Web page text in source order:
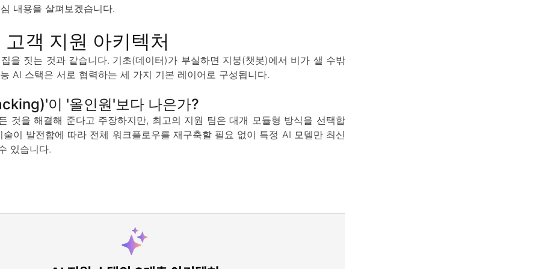
내용을 살펴보겠습니다.
객 지원 아키텍처
을 짓는 것과 같습니다. 기초(데이터)가 부실하면 지붕(챗봇)에서 비가 샐 수밖
AI 스택은 서로 협력하는 세 가지 기본 레이어로 구성됩니다.
이 '올인원'보다 나은가?
것을 해결해 준다고 주장하지만, 최고의 지원 팀은 대개 모듈형 방식을 선택합
이 발전함에 따라 전체 워크플로우를 재구축할 필요 없이 특정 AI 모델만 최신
있습니다.